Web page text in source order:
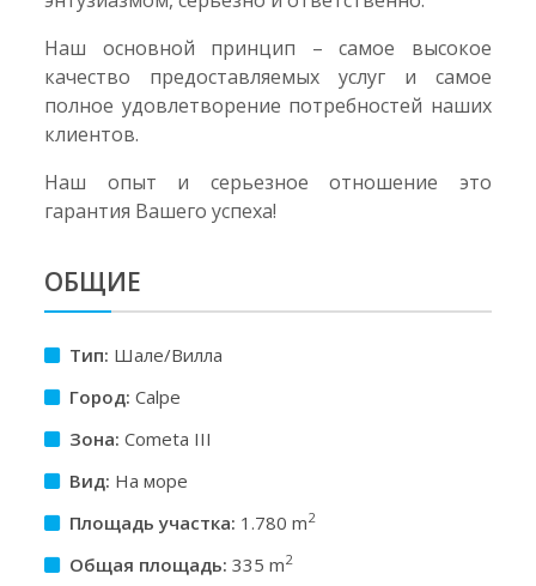
Наш основной принцип – самое высокое
качество предоставляемых услуг и самое
полное удовлетворение потребностей наших
клиентов.
Наш опыт и серьезное отношение это
гарантия Вашего успеха!
ОБЩИЕ
Тип: Шале/Вилла
Город: Calpe
Зона: Cometa III
Вид: На море
Площадь участкa: 1.780 m2
Общая площадь: 335 m2